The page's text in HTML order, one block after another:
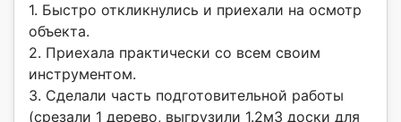
1. Быстро откликнулись и приехали на осмотр
объекта.
2. Приехала практически со всем своим
инструментом.
3. Сделали часть подготовительной работы
(срезали 1 дерево, выгрузили 1.2м3 доски для